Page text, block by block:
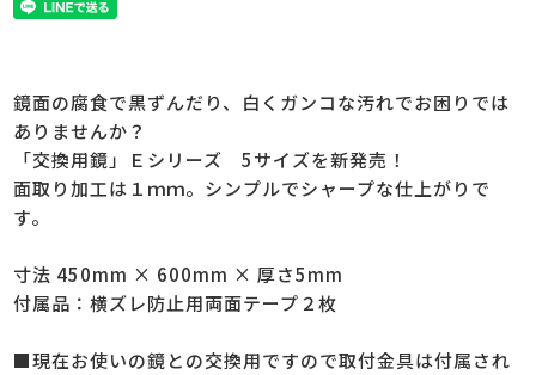
鏡面の腐食で黒ずんだり、白くガンコな汚れでお困りでは
ありませんか？
「交換用鏡」Ｅシリーズ 5サイズを新発売！
面取り加工は１ｍｍ。シンプルでシャープな仕上がりで
す。
寸法 450mm × 600mm × 厚さ5mm
付属品：横ズレ防止用両面テープ２枚
■現在お使いの鏡との交換用ですので取付金具は付属され